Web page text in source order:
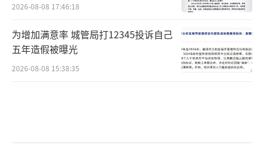
2026-08-08 17:46:18
为增加满意率 城管局打12345投诉自己
五年造假被曝光
2026-08-08 15:38:35